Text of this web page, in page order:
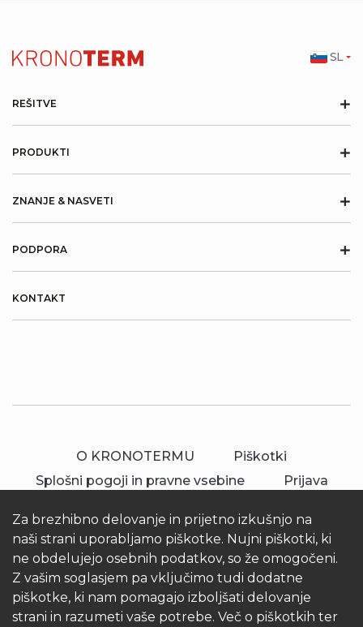
Za brezhibno delovanje in prijetno izkušnjo na
naši strani uporabljamo piškotke. Nujni piškotki, ki
ne obdelujejo osebnih podatkov, so že omogočeni.
Z vašim soglasjem pa vključimo tudi dodatne
piškotke, ki nam pomagajo izboljšati delovanje
strani in razumeti vaše potrebe. Več o piškotkih ter
REŠITVE +
PRODUKTI +
ZNANJE & NASVETI +
PODPORA +
KONTAKT
O KRONOTERMU
Piškotki
Splošni pogoji in pravne vsebine
Prijava
SL
© 2026 Kronoterm | vse pravice pridržane.
KRONOTERM d.o.o.